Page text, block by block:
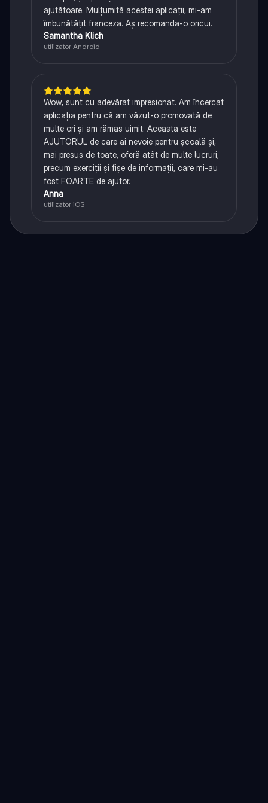
ajutătoare. Mulțumită acestei aplicații, mi-am
îmbunătățit franceza. Aș recomanda-o oricui.
Samantha Klich
utilizator Android
Wow, sunt cu adevărat impresionat. Am încercat
aplicația pentru că am văzut-o promovată de
multe ori și am rămas uimit. Aceasta este
AJUTORUL de care ai nevoie pentru școală și,
mai presus de toate, oferă atât de multe lucruri,
precum exerciții și fișe de informații, care mi-au
fost FOARTE de ajutor.
Anna
utilizator iOS